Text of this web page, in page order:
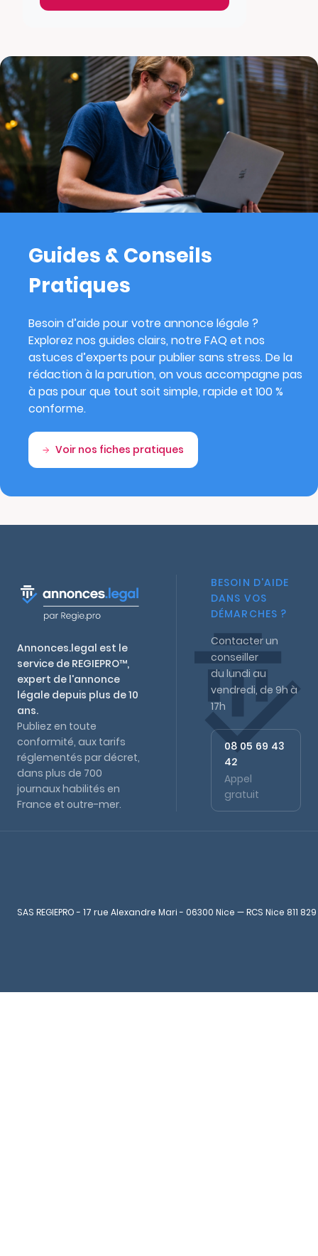
Guides & Conseils
Pratiques
Besoin d’aide pour votre annonce légale ?
Explorez nos guides clairs, notre FAQ et nos
astuces d’experts pour publier sans stress. De la
rédaction à la parution, on vous accompagne pas
à pas pour que tout soit simple, rapide et 100 %
conforme.
Voir nos fiches pratiques
Annonces.legal est le
service de REGIEPRO™,
expert de l'annonce
légale depuis plus de 10
ans.
Publiez en toute
conformité, aux tarifs
réglementés par décret,
dans plus de 700
journaux habilités en
France et outre-mer.
BESOIN D'AIDE
DANS VOS
DÉMARCHES ?
Contacter un
conseiller
du lundi au
vendredi, de 9h à
17h
08 05 69 43
42
Appel
gratuit
SAS REGIEPRO - 17 rue Alexandre Mari - 06300 Nice — RCS Nice 811